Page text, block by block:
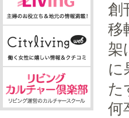
創
移
架
に
た
何